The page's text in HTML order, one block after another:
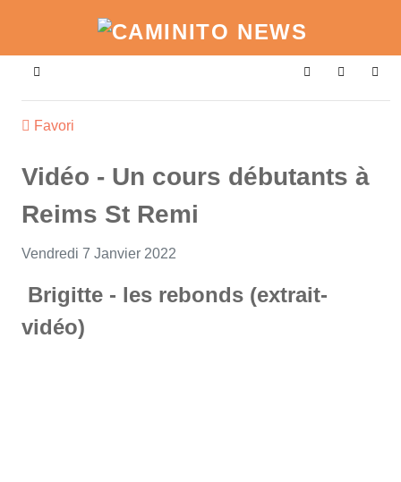
Home SearchSign In
Favori
Vidéo - Un cours débutants à
Reims St Remi
Vendredi 7 Janvier 2022
Brigitte - les rebonds (extrait-
vidéo)